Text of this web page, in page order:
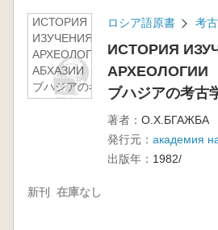
ИСТОРИЯ
ИЗУЧЕНИЯ
АРХЕОЛОГИИ
АБХАЗИИ (ア
ブハジアの考古
学の歴史)
ロシア語原書 考
ИСТОРИЯ
ブハジアの考古
著者： О.Х.БГАЖБА
発行元： академия
出版年： 1982/
新刊 在庫なし